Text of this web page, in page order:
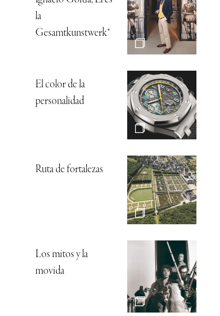
la
Gesamtkunstwerk*
El color de la
personalidad
Ruta de fortalezas
Los mitos y la
movida